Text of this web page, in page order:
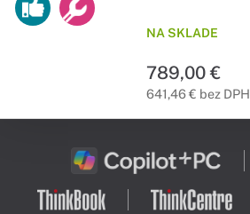
NA SKLADE
789,00 €
641,46 € bez DPH